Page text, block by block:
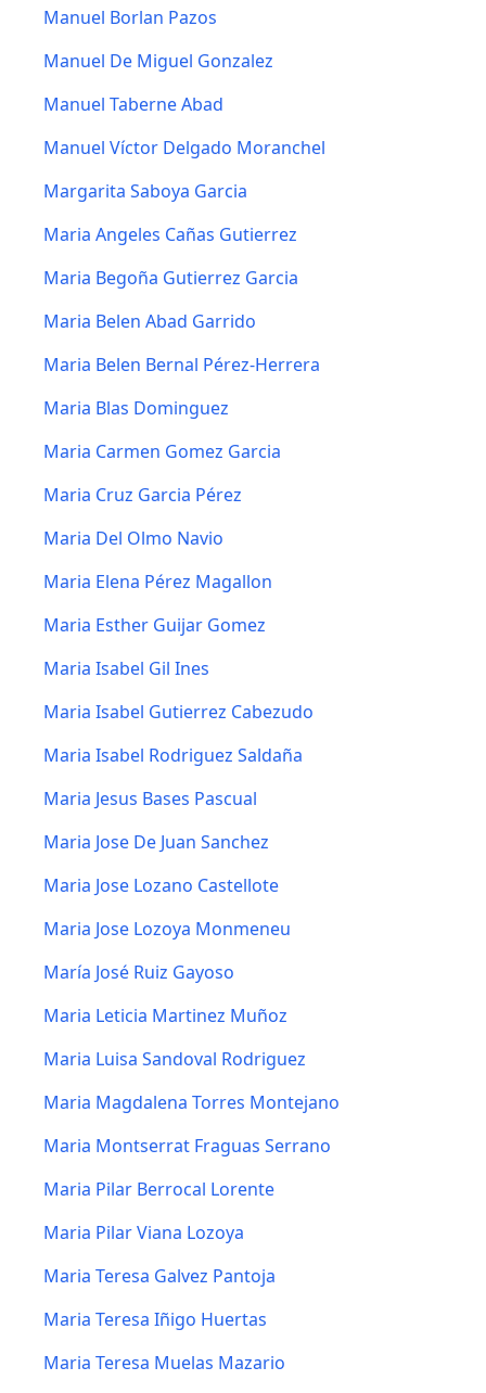
Manuel Borlan Pazos
Manuel De Miguel Gonzalez
Manuel Taberne Abad
Manuel Víctor Delgado Moranchel
Margarita Saboya Garcia
Maria Angeles Cañas Gutierrez
Maria Begoña Gutierrez Garcia
Maria Belen Abad Garrido
Maria Belen Bernal Pérez-Herrera
Maria Blas Dominguez
Maria Carmen Gomez Garcia
Maria Cruz Garcia Pérez
Maria Del Olmo Navio
Maria Elena Pérez Magallon
Maria Esther Guijar Gomez
Maria Isabel Gil Ines
Maria Isabel Gutierrez Cabezudo
Maria Isabel Rodriguez Saldaña
Maria Jesus Bases Pascual
Maria Jose De Juan Sanchez
Maria Jose Lozano Castellote
Maria Jose Lozoya Monmeneu
María José Ruiz Gayoso
Maria Leticia Martinez Muñoz
Maria Luisa Sandoval Rodriguez
Maria Magdalena Torres Montejano
Maria Montserrat Fraguas Serrano
Maria Pilar Berrocal Lorente
Maria Pilar Viana Lozoya
Maria Teresa Galvez Pantoja
Maria Teresa Iñigo Huertas
Maria Teresa Muelas Mazario